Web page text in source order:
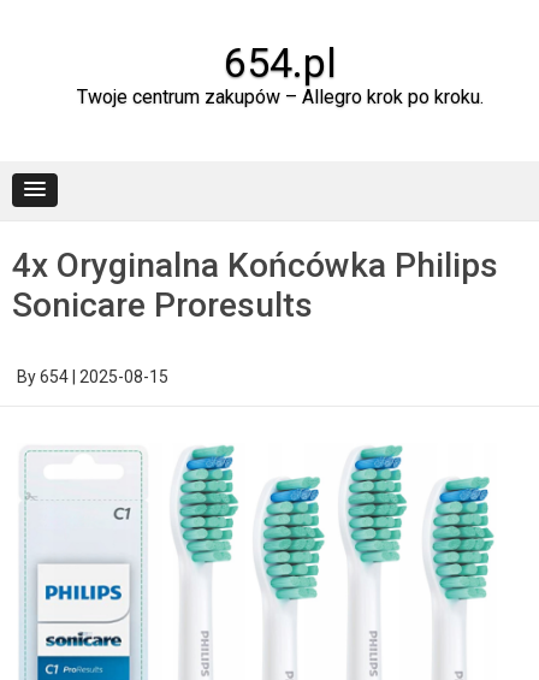
654.pl
Twoje centrum zakupów – Allegro krok po kroku.
4x Oryginalna Końcówka Philips
Sonicare Proresults
By654 2025-08-15